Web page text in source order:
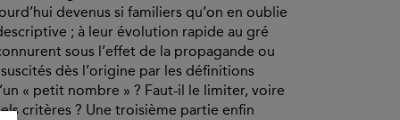
devenus si familiers qu’on en oublie
; à leur évolution rapide au gré
sous l’effet de la propagande ou
dès l’origine par les définitions
« petit nombre » ? Faut-il le limiter, voire
critères ? Une troisième partie enfin